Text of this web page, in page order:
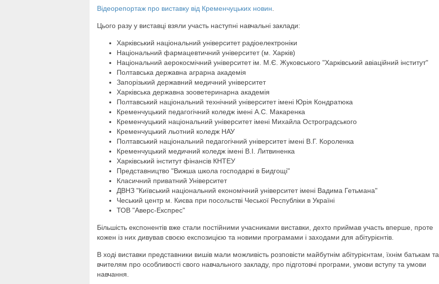
Відеорепортаж про виставку від Кременчуцьких новин
Цього разу у виставці взяли участь наступні навчальні заклади:
Харківський національний університет радіоелектроніки
Національний фармацевтичний університет (м. Харків)
Національний аерокосмічний університет ім. М.Є. Жуковського "Харківський авіаційний інститут"
Полтавська державна аграрна академія
Запорізький державний медичний університет
Харківська державна зооветеринарна академія
Полтавський національний технічний університет імені Юрія Кондратюка
Кременчуцький педагогічний коледж імені А.С. Макаренка
Кременчуцький національний університет імені Михайла Остроградського
Кременчуцький льотний коледж НАУ
Полтавський національний педагогічний університет імені В.Г. Короленка
Кременчуцький медичний коледж імені В.І. Литвиненка
Харківський інститут фінансів КНТЕУ
Представництво "Вижша школа господаркі в Бидгощі"
Класичний приватний Університет
ДВНЗ "Київський національний економічний університет імені Вадима Гетьмана"
Чеський центр м. Києва при посольстві Чеської Республіки в Україні
ТОВ "Аверс-Експрес"
Більшість експонентів вже стали постійними учасниками виставки, дехто приймав участь вперше, проте
кожен із них дивував своєю експозицією та новими програмами і заходами для абітурієнтів.
В ході виставки представники вишів мали можливість розповісти майбутнім абітурієнтам, їхнім батькам та
вчителям про особливості свого навчального закладу, про підготовчі програми, умови вступу та умови
навчання.